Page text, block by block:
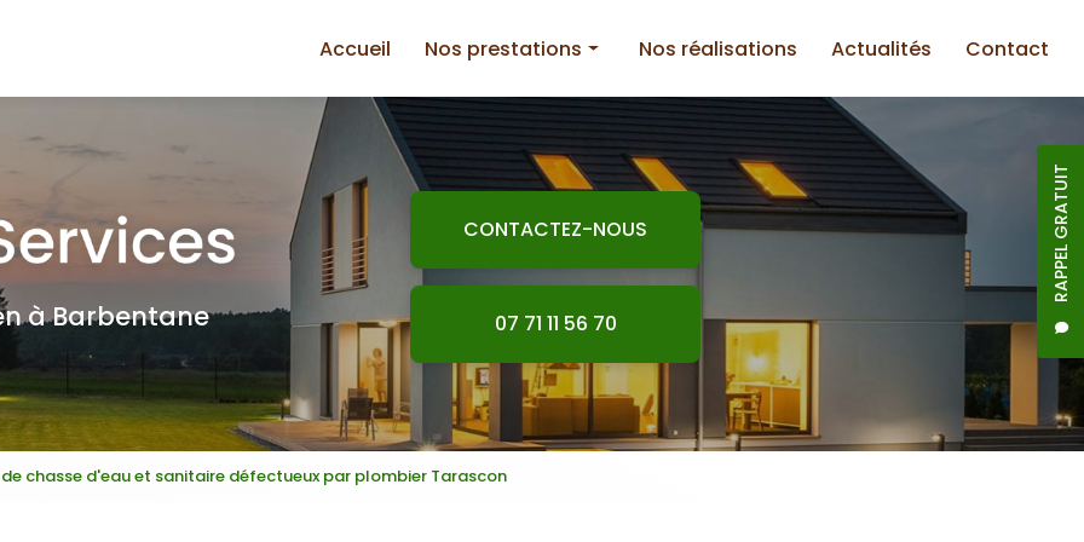
RAPPEL GRATUIT
Accueil
Nos prestations
Plomberie
Plaquiste
Peinture
Bricolage
Nos réalisations Actualités Contact
à Barbentane
CONTACTEZ-NOUS
07 71 11 56 70
chasse d'eau et sanitaire défectueux par plombier Tarascon